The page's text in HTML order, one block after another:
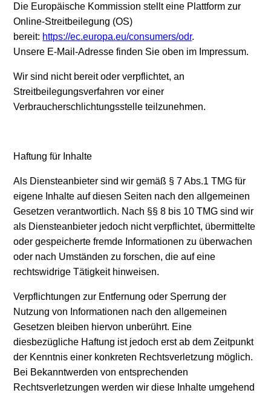
Die Europäische Kommission stellt eine Plattform zur
Online-Streitbeilegung (OS)
bereit: https://ec.europa.eu/consumers/odr.
Unsere E-Mail-Adresse finden Sie oben im Impressum.
Wir sind nicht bereit oder verpflichtet, an
Streitbeilegungsverfahren vor einer
Verbraucherschlichtungsstelle teilzunehmen.
Haftung für Inhalte
Als Diensteanbieter sind wir gemäß § 7 Abs.1 TMG für
eigene Inhalte auf diesen Seiten nach den allgemeinen
Gesetzen verantwortlich. Nach §§ 8 bis 10 TMG sind wir
als Diensteanbieter jedoch nicht verpflichtet, übermittelte
oder gespeicherte fremde Informationen zu überwachen
oder nach Umständen zu forschen, die auf eine
rechtswidrige Tätigkeit hinweisen.
Verpflichtungen zur Entfernung oder Sperrung der
Nutzung von Informationen nach den allgemeinen
Gesetzen bleiben hiervon unberührt. Eine
diesbezügliche Haftung ist jedoch erst ab dem Zeitpunkt
der Kenntnis einer konkreten Rechtsverletzung möglich.
Bei Bekanntwerden von entsprechenden
Rechtsverletzungen werden wir diese Inhalte umgehend